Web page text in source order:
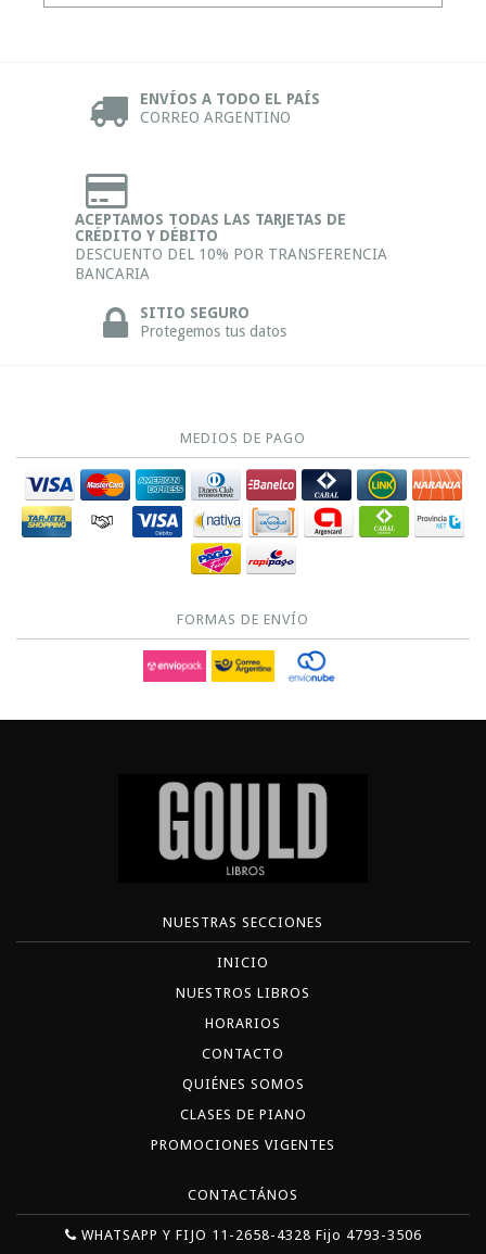
ENVÍOS A TODO EL PAÍS
CORREO ARGENTINO
ACEPTAMOS TODAS LAS TARJETAS DE
CRÉDITO Y DÉBITO
DESCUENTO DEL 10% POR TRANSFERENCIA
BANCARIA
SITIO SEGURO
Protegemos tus datos
MEDIOS DE PAGO
FORMAS DE ENVÍO
NUESTRAS SECCIONES
INICIO
NUESTROS LIBROS
HORARIOS
CONTACTO
QUIÉNES SOMOS
CLASES DE PIANO
PROMOCIONES VIGENTES
CONTACTÁNOS
WHATSAPP Y FIJO 11-2658-4328 Fijo 4793-3506